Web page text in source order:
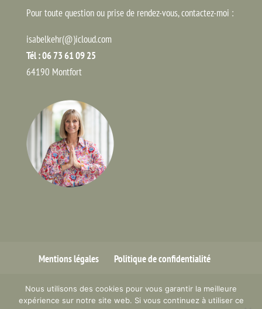
Pour toute question ou prise de rendez-vous, contactez-moi :
isabelkehr(@)icloud.com
Tél : 06 73 61 09 25
64190 Montfort
Mentions légales Politique de confidentialité
Nous utilisons des cookies pour vous garantir la meilleure
expérience sur notre site web. Si vous continuez à utiliser ce